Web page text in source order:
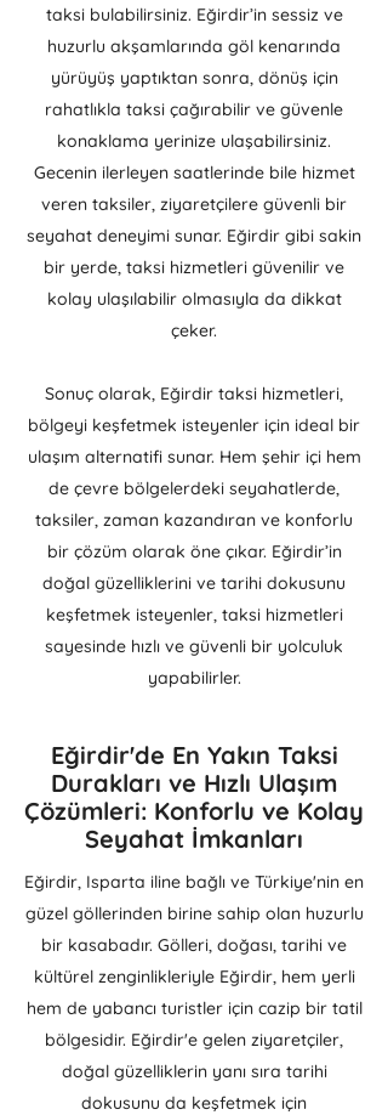
taksi bulabilirsiniz. Eğirdir’in sessiz ve
huzurlu akşamlarında göl kenarında
yürüyüş yaptıktan sonra, dönüş için
rahatlıkla taksi çağırabilir ve güvenle
konaklama yerinize ulaşabilirsiniz.
Gecenin ilerleyen saatlerinde bile hizmet
veren taksiler, ziyaretçilere güvenli bir
seyahat deneyimi sunar. Eğirdir gibi sakin
bir yerde, taksi hizmetleri güvenilir ve
kolay ulaşılabilir olmasıyla da dikkat
çeker.
Sonuç olarak, Eğirdir taksi hizmetleri,
bölgeyi keşfetmek isteyenler için ideal bir
ulaşım alternatifi sunar. Hem şehir içi hem
de çevre bölgelerdeki seyahatlerde,
taksiler, zaman kazandıran ve konforlu
bir çözüm olarak öne çıkar. Eğirdir’in
doğal güzelliklerini ve tarihi dokusunu
keşfetmek isteyenler, taksi hizmetleri
sayesinde hızlı ve güvenli bir yolculuk
yapabilirler.
Eğirdir'de En Yakın Taksi
Durakları ve Hızlı Ulaşım
Çözümleri: Konforlu ve Kolay
Seyahat İmkanları
Eğirdir, Isparta iline bağlı ve Türkiye'nin en
güzel göllerinden birine sahip olan huzurlu
bir kasabadır. Gölleri, doğası, tarihi ve
kültürel zenginlikleriyle Eğirdir, hem yerli
hem de yabancı turistler için cazip bir tatil
bölgesidir. Eğirdir'e gelen ziyaretçiler,
doğal güzelliklerin yanı sıra tarihi
dokusunu da keşfetmek için